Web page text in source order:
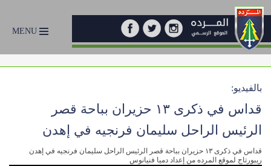
MENU
بالفيديو:
قداس في ذكرى ١٣ حزيران بباحة قصر
الرئيس الراحل سليمان فرنجيه في إهدن
قداس في ذكرى ١٣ حزيران بباحة قصر الرئيس الراحل سليمان فرنجيه في إهدن
ريبورتاج لموقع المرده من إعداد دميا فنيانوس